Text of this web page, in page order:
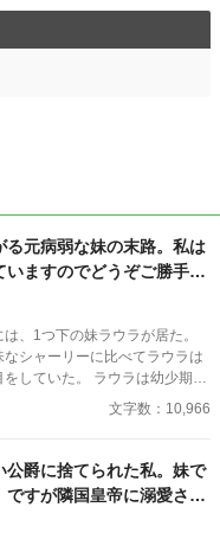
る元病弱な妹の末路。私は
いますのでどうぞご勝手
、1つ下の妹ラウラが居た。
シャーリーに比べてラウラは
していた。 ラウラは幼少期身
していた。 それは大人になっ
かラウラはとんでもなく我儘
令息にまで手を出してしまう。
文字数：10,966
公爵に捨てられた私。妹で
すが隣国皇帝に溺愛され
いです